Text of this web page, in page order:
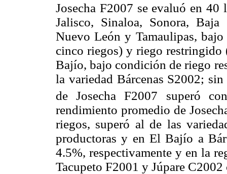
Josecha F2007 se evaluó en 40
Jalisco, Sinaloa, Sonora,
Nuevo León y Tamaulipas,
cinco riegos) y riego
Bajío, bajo condición de riego
la variedad Bárcenas S2002;
de Josecha F2007 superó
rendimiento promedio de
riegos, superó al de las
productoras y en El Bajío a
4.5%, respectivamente y en la
Tacupeto F2001 y Júpare